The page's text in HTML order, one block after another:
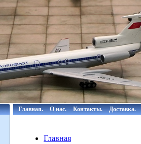
Главная. О нас. Контакты. Доставка.
Главная